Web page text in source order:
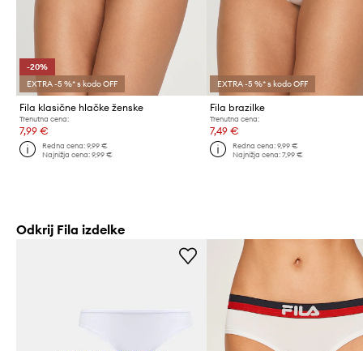
-20%
EXTRA -5 %* s kodo OFF
Fila klasične hlačke ženske
Trenutna cena:
7,99 €
Redna cena:9,99 €
Najnižja cena:9,99 €
EXTRA -5 %* s kodo OFF
Fila brazilke
Trenutna cena:
7,49 €
Redna cena: 9,99 €
Najnižja cena: 7,99 €
Odkrij Fila izdelke